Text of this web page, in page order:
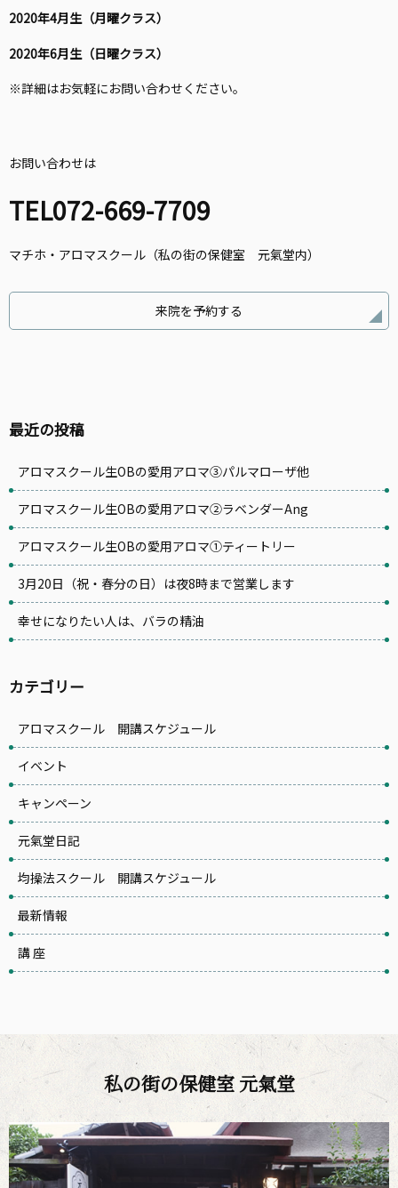
2020年4月生（月曜クラス）
2020年6月生（日曜クラス）
※詳細はお気軽にお問い合わせください。
お問い合わせは
TEL072-669-7709
マチホ・アロマスクール（私の街の保健室 元氣堂内）
来院を予約する
最近の投稿
アロマスクール生OBの愛用アロマ③パルマローザ他
アロマスクール生OBの愛用アロマ②ラベンダーAng
アロマスクール生OBの愛用アロマ①ティートリー
3月20日（祝・春分の日）は夜8時まで営業します
幸せになりたい人は、バラの精油
カテゴリー
アロマスクール 開講スケジュール
イベント
キャンペーン
元氣堂日記
均操法スクール 開講スケジュール
最新情報
講 座
私の街の保健室 元氣堂